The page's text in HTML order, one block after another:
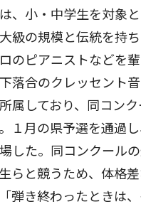
、小・中学生を対象
級の規模と伝統を持
のピアニストなどを
落合のクレッセント
属しており、同コン
１月の県予選を通過
した。同コンクール
らと競うため、体格
弾き終わったときは